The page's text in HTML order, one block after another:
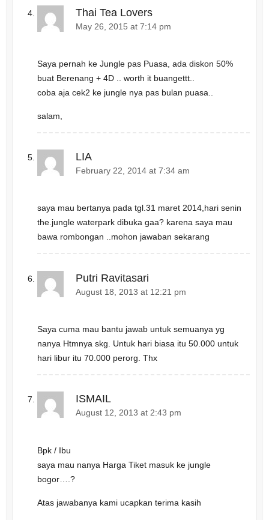
Thai Tea Lovers
May 26, 2015 at 7:14 pm
Saya pernah ke Jungle pas Puasa, ada diskon 50%
buat Berenang + 4D .. worth it buangettt..
coba aja cek2 ke jungle nya pas bulan puasa..
salam,
LIA
February 22, 2014 at 7:34 am
saya mau bertanya pada tgl.31 maret 2014,hari senin
the.jungle waterpark dibuka gaa? karena saya mau
bawa rombongan ..mohon jawaban sekarang
Putri Ravitasari
August 18, 2013 at 12:21 pm
Saya cuma mau bantu jawab untuk semuanya yg
nanya Htmnya skg. Untuk hari biasa itu 50.000 untuk
hari libur itu 70.000 perorg. Thx
ISMAIL
August 12, 2013 at 2:43 pm
Bpk / Ibu
saya mau nanya Harga Tiket masuk ke jungle
bogor….?
Atas jawabanya kami ucapkan terima kasih